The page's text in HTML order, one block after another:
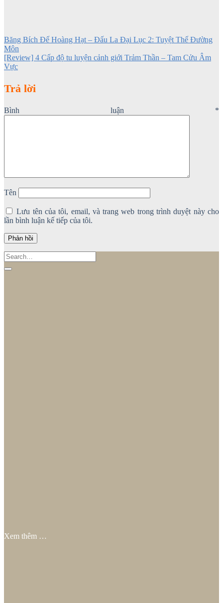
Băng Bích Đế Hoàng Hạt – Đấu La Đại Lục 2: Tuyệt Thế Đường
Môn
[Review] 4 Cấp độ tu luyện cảnh giới Trảm Thần – Tam Cửu Âm
Vực
Trả lời
Bình luận *
Tên
Lưu tên của tôi, email, và trang web trong trình duyệt này cho
lần bình luận kế tiếp của tôi.
Xem thêm …